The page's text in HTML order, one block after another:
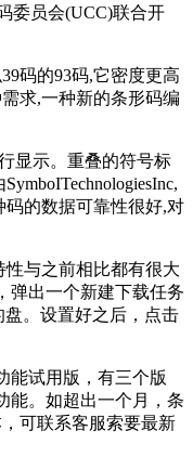
委员会(UCC)联合开
码的93码,它密度更高
求,一种新的条形码编
显示。重叠的符号标
的数据可靠性很好,对
与之前相比都有很大
弹出一个新建下载任务
。设置好之后，点击
能试用版，有三个版
能。如超出一个月，条
可联系客服索要最新